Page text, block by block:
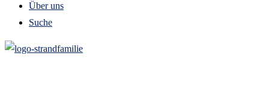
Über uns
Suche